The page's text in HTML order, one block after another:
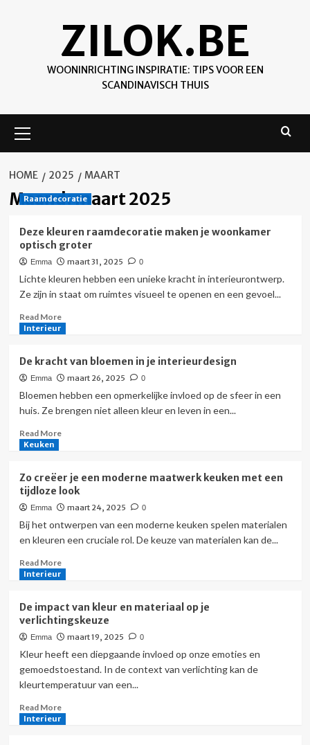
ZILOK.BE
WOONINRICHTING INSPIRATIE: TIPS VOOR EEN
SCANDINAVISCH THUIS
Menu
HOME 2025 MAART
Maand:maart 2025
Raamdecoratie
Deze kleuren raamdecoratie maken je woonkamer
optisch groter
Emma maart 31, 2025 0
Lichte kleuren hebben een unieke kracht in interieurontwerp.
Ze zijn in staat om ruimtes visueel te openen en een gevoel...
Read MoreRead
more
kleuren
raamdecoratie
maken
je
optisch
Interieur
De kracht van bloemen in je interieurdesign
Emma maart 26, 2025 0
Bloemen hebben een opmerkelijke invloed op de sfeer in een
huis. Ze brengen niet alleen kleur en leven in een...
Read MoreRead
De
kracht
van
bloemen
in
je
Keuken
Zo creëer je een moderne maatwerk keuken met een
tijdloze look
Emma maart 24, 2025 0
Bij het ontwerpen van een moderne keuken spelen materialen
en kleuren een cruciale rol. De keuze van materialen kan de...
Read MoreRead
more
creëer
je
een
moderne
maatwerk
een
tijdloze
Interieur
De impact van kleur en materiaal op je
verlichtingskeuze
Emma maart 19, 2025 0
Kleur heeft een diepgaande invloed op onze emoties en
gemoedstoestand. In de context van verlichting kan de
kleurtemperatuur van een...
Read MoreRead
more
Interieur